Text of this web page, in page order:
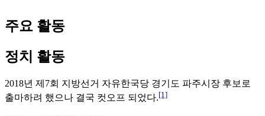
주요 활동
정치 활동
2018년 제7회 지방선거 자유한국당 경기도 파주시장 후보로
출마하려 했으나 결국 컷오프 되었다.[1]